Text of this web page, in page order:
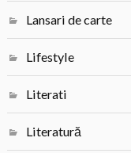
Lansari de carte
Lifestyle
Literati
Literatură